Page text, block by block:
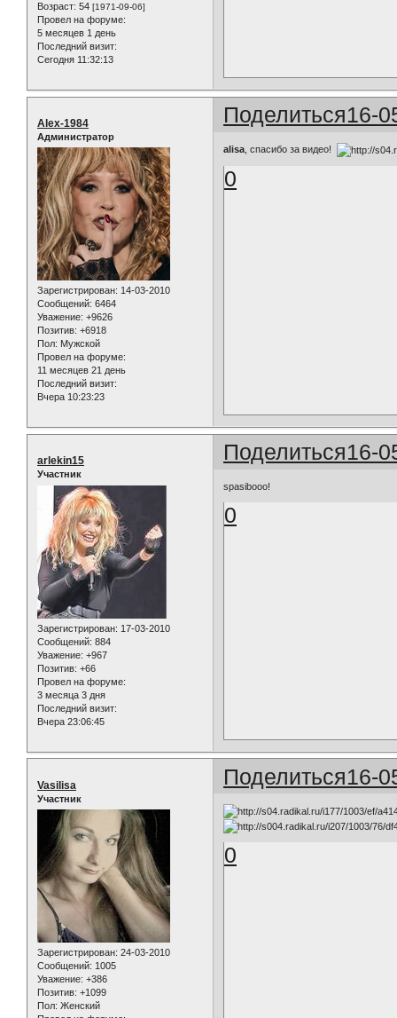
Возраст: 54 [1971-09-06]
Провел на форуме:
5 месяцев 1 день
Последний визит:
Сегодня 11:32:13
Поделиться16-
Alex-1984
Администратор
Зарегистрирован: 14-03-2010
Сообщений: 6464
Уважение: +9626
Позитив: +6918
Пол: Мужской
Провел на форуме:
11 месяцев 21 день
Последний визит:
Вчера 10:23:23
alisa , спасибо за видео!
0
Поделиться16-
arlekin15
Участник
Зарегистрирован: 17-03-2010
Сообщений: 884
Уважение: +967
Позитив: +66
Провел на форуме:
3 месяца 3 дня
Последний визит:
Вчера 23:06:45
spasibooo!
0
Поделиться16-
Vasilisa
Участник
Зарегистрирован: 24-03-2010
Сообщений: 1005
Уважение: +386
Позитив: +1099
Пол: Женский
0